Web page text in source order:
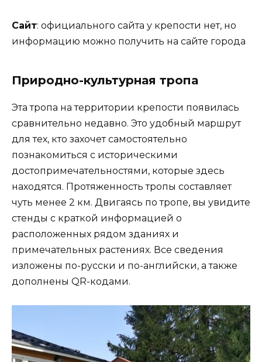
Сайт: официального сайта у крепости нет, но
информацию можно получить на сайте города
Природно-культурная тропа
Эта тропа на территории крепости появилась
сравнительно недавно. Это удобный маршрут
для тех, кто захочет самостоятельно
познакомиться с историческими
достопримечательностями, которые здесь
находятся. Протяженность тропы составляет
чуть менее 2 км. Двигаясь по тропе, вы увидите
стенды с краткой информацией о
расположенных рядом зданиях и
примечательных растениях. Все сведения
изложены по-русски и по-английски, а также
дополнены QR-кодами.